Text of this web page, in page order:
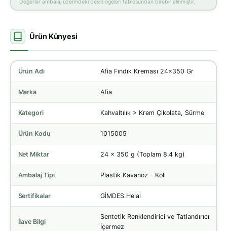
Değerler ambalaj üzerindeki besin ögeleri tablosundan birebir alınmıştır.
Ürün Künyesi
Ürün Adı Afia Fındık Kreması 24x350 Gr
Marka Afia
Kategori Kahvaltılık > Krem Çikolata, Sürme
Ürün Kodu 1015005
Net Miktar 24 x 350 g (Toplam 8.4 kg)
Ambalaj Tipi Plastik Kavanoz - Koli
Sertifikalar GİMDES Helal
İlave Bilgi
Sentetik Renklendirici ve Tatlandırıcı
İçermez